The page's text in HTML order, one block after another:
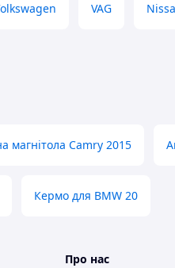
VAG
магнітола Camry 2015
Кермо для BMW 20
Про нас